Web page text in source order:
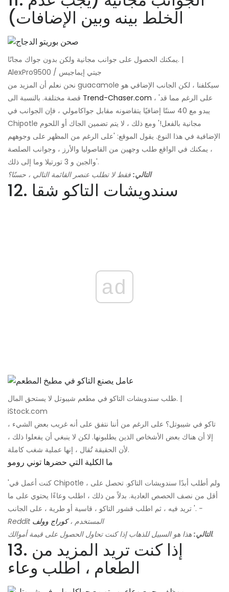
الخلط بينه وبين الإضافات)
يمكنك الحصول على جوانب مجانية ولكن بدون جواك مجانًا. |
AlexPro9500 / جيتي إيماجيس
نحن نعلم أن المزيد من guacamole سيكلفنا ، لكن الجانب الإضافي هو
Trend-Chaser.com ، 'على الرغم مما قد
يبدو مع 40 سنتًا إضافيًا يتقاضونه مقابل جواكامولي ، فإن الجوانب في
Chipotle مجانية بالفعل!' ومع ذلك ، لا يتم تضمين الجاك أو اللحوم
الإضافية في هذا النوع. يقول الموقع: 'على الرغم من المظهر على وجوههم
، يمكنك في الواقع طلب وجهين من الفاصوليا والأرز ، وجوانب الصلصة
والجبن و 3 تورتيلا وما إلى ذلك'.
التالي: فقط لا تطلب عنصر القائمة التالي ، حسنًا؟
12. سندويشات التاكو شقا
ad
طلب سندويشات التاكو في مطعم شيبوتل لا يستحق المال. |
iStock.com
تاكو في شيبوتل؟ على الرغم من أننا نتفق على أنه غريب بعض الشيء ،
إلا أن هناك بعض الأشخاص الذين يطلبونها. لكن لا ينبغي أن يفعلوا ذلك ،
لأن الحقيقة تُقال ، إنها عملية شغب كاملة.
ما الكلية التي حضرها توني رومو
'كنت أعمل في Chipotle ، ولم أطلب أبدًا سندويشات التاكو. تحصل على
أقل من نصف الحصص العادية. بدلاً من ذلك ، اطلب وعاءًا يحتوي على ما
تريد فيه ، ثم اطلب قشور التاكو ، قاسية أو طرية ، على الجانب '. -
Reddit المستخدم ،كوراج وولف
التالي:هذا هو السبيل للذهاب إذا كنت تحاول الحصول على قيمة أموالك.
13. إذا كنت تريد المزيد من
الطعام ، اطلب وعاء